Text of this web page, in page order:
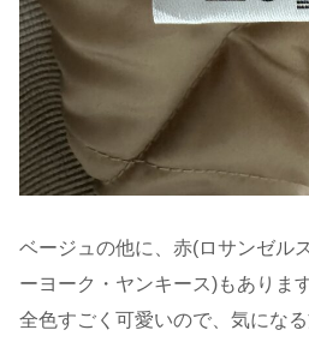
ベージュの他に、赤(ロサンゼル
ーヨーク・ヤンキース)もあります
全色すごく可愛いので、気にな